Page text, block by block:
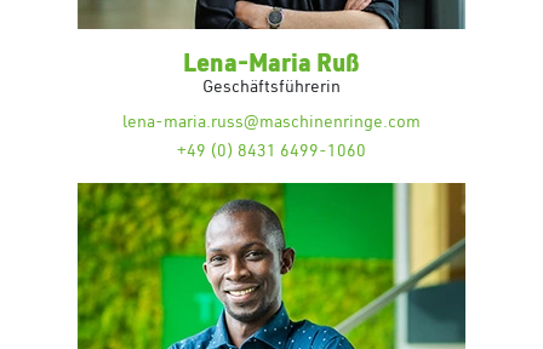
Lena-Maria Ruß
Geschäftsführerin
lena-maria.russ@maschinenringe.com
+49 (0) 8431 6499-1060